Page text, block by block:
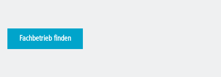
Fachbetrieb finden